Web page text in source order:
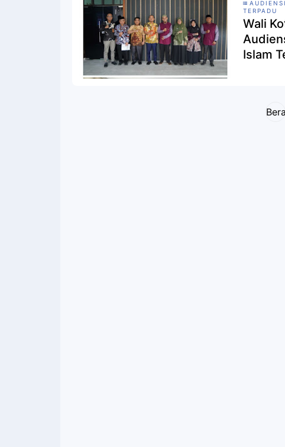
TERPADU
Wali
Islam